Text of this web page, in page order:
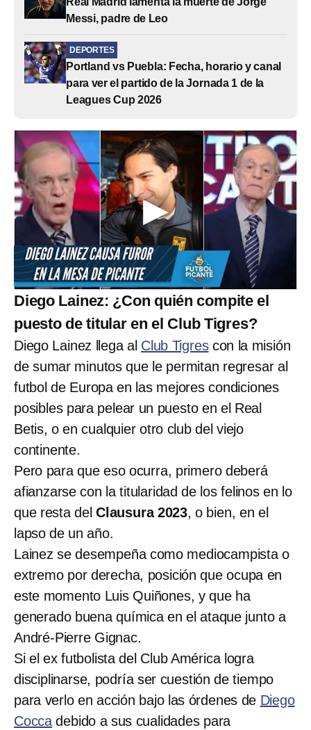
Messi, padre de Leo
DEPORTES
Portland vs Puebla: Fecha, horario y canal
para ver el partido de la Jornada 1 de la
Leagues Cup 2026
Diego Lainez: ¿Con quién compite el
puesto de titular en el Club Tigres?
Diego Lainez llega al Club Tigrescon la misión
de sumar minutos que le permitan regresar al
futbol de Europa en las mejores condiciones
posibles para pelear un puesto en el Real
Betis, o en cualquier otro club del viejo
continente.
Pero para que eso ocurra, primero deberá
afianzarse con la titularidad de los felinos en lo
que resta delClausura 2023, o bien, en el
lapso de un año.
Lainez se desempeña como mediocampista o
extremo por derecha, posición que ocupa en
este momento Luis Quiñones, y que ha
generado buena química en el ataque junto a
André-Pierre Gignac.
Si el ex futbolista del Club América logra
disciplinarse, podría ser cuestión de tiempo
para verlo en acción bajo las órdenes de Diego
Cocca debido a sus cualidades para